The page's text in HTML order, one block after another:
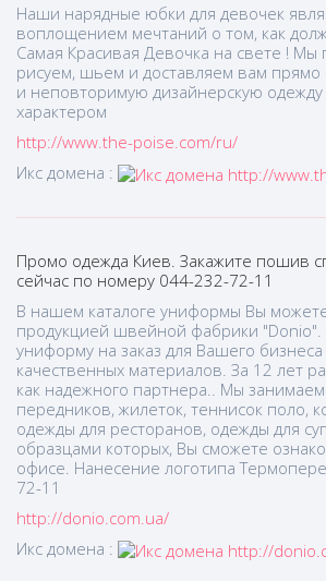
Наши нарядные юбки для девочек
воплощением мечтаний о том, как
Самая Красивая Девочка на свете ! Мы
рисуем, шьем и доставляем вам прямо
и неповторимую дизайнерскую одежду
характером
http://www.the-poise.com/ru/
Икс домена :
Промо одежда Киев. Закажите пошив
сейчас по номеру 044-232-72-11
В нашем каталоге униформы Вы
продукцией швейной фабрики
униформу на заказ для Вашего бизнеса
качественных материалов. За 12 лет
как надежного партнера.. Мы
передников, жилеток, теннисок поло,
одежды для ресторанов, одежды для
образцами которых, Вы сможете
офисе. Нанесение логотипа
72-11
http://donio.com.ua/
Икс домена :